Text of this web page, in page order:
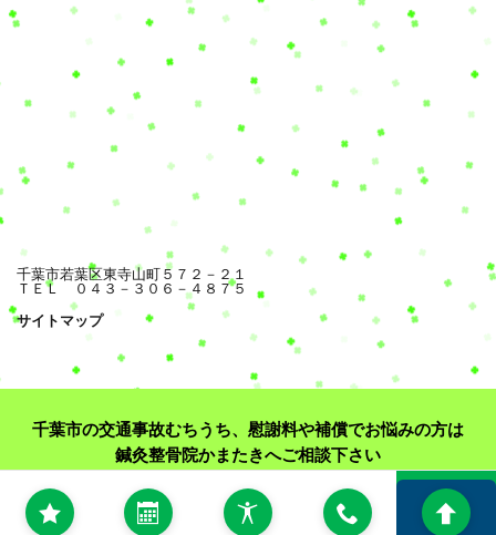
千葉市若葉区東寺山町５７２－２１
ＴＥＬ ０４３－３０６－４８７５
サイトマップ
千葉市の交通事故むちうち、慰謝料や補償でお悩みの方は
鍼灸整骨院かまたきへご相談下さい
© Copyright 2020 鍼灸整骨院かまたき